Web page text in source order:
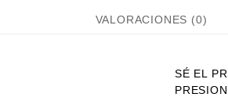
VALORACIONES (0)
SÉ EL